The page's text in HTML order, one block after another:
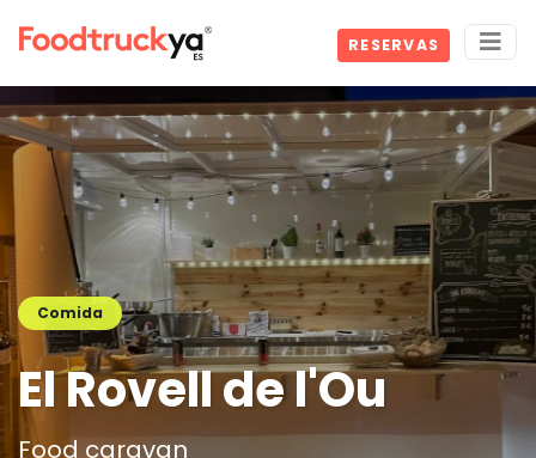
RESERVAS
Comida
El Rovell de l'Ou
Food caravan